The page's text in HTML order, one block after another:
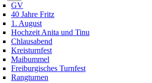
GV
40 Jahre Fritz
1. August
Hochzeit Anita und Tinu
Chlausabend
Kreisturnfest
Maibummel
Freiburgisches Turnfest
Rangturnen